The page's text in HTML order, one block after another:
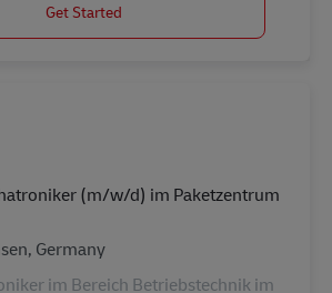
Get Started
(m/w/d) im Paketzentrum
Germany
im Bereich Betriebstechnik im